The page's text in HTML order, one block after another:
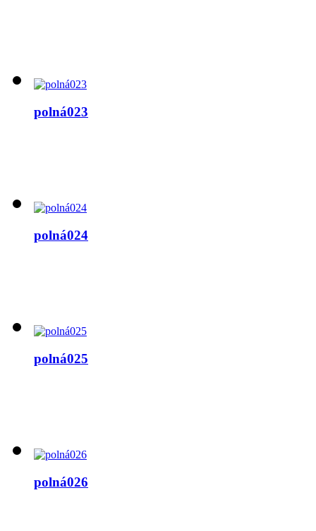
polná023
polná024
polná025
polná026